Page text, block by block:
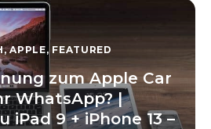
,APPLE, FEATURED
zum Apple Car
WhatsApp? |
iPad 9 + iPhone 13 –